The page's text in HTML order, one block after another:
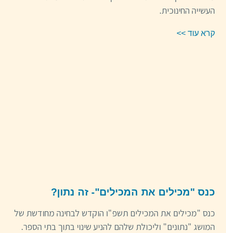
העשייה החינוכית.
קרא עוד >>
כנס "מכילים את המכילים"- זה נתון?
כנס "מכילים את המכילים תשפ"ו הוקדש לבחינה מחודשת של
המושג "נתונים" וליכולת שלהם להניע שינוי בתוך בתי הספר.